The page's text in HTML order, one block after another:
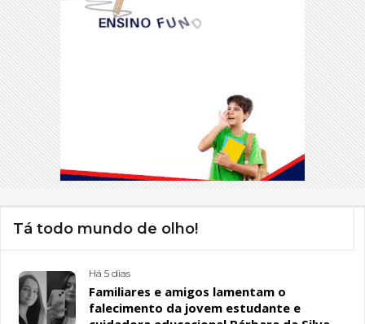
Tá todo mundo de olho!
Há 5 dias
Familiares e amigos lamentam o
falecimento da jovem estudante e